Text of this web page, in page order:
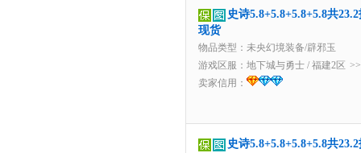
史诗5.8+5.8+5.8+5.8共
现货
物品类型：未央幻境装备/辟邪玉
游戏区服： 地下城与勇士 / 福建2区
卖家信用：
史诗5.8+5.8+5.8+5.8共